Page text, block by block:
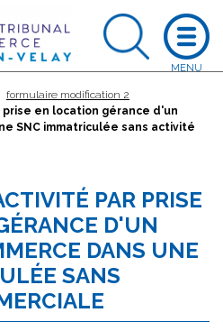
formulaire modification 2
en location gérance d'un
SNC immatriculée sans activité
PAR PRISE
D'UN
DANS UNE
SANS